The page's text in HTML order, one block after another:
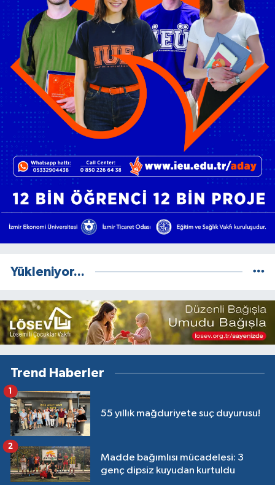
Yükleniyor...
Trend Haberler
55 yıllık mağduriyete suç duyurusu!
1
Madde bağımlısı mücadelesi: 3
genç dipsiz kuyudan kurtuldu
2